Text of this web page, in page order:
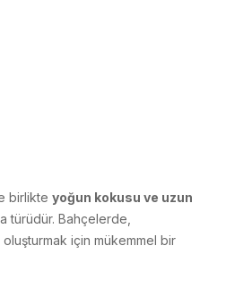
birlikteyoğun kokusu ve uzun
türüdür. Bahçelerde,
oluşturmak için mükemmel bir